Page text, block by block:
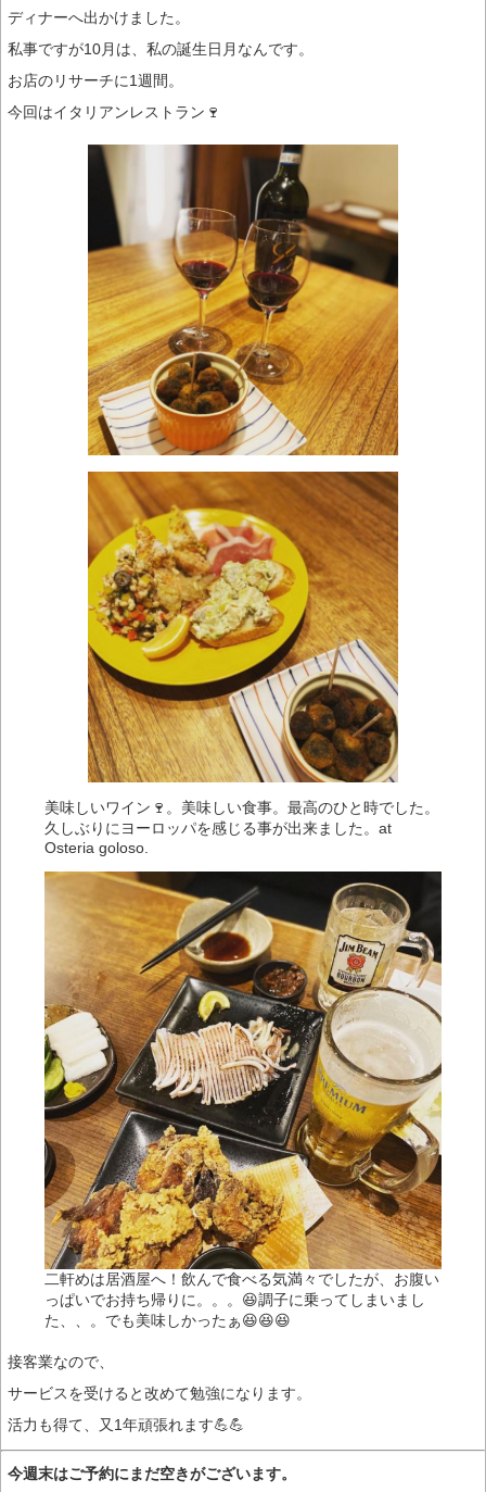
ディナーへ出かけました。
私事ですが10月は、私の誕生日月なんです。
お店のリサーチに1週間。
今回はイタリアンレストラン🍷
美味しいワイン🍷。美味しい食事。最高のひと時でした。
久しぶりにヨーロッパを感じる事が出来ました。at
Osteria goloso.
二軒めは居酒屋へ！飲んで食べる気満々でしたが、お腹い
っぱいでお持ち帰りに。。。😆調子に乗ってしまいまし
た、、。でも美味しかったぁ😆😆😆
接客業なので、
サービスを受けると改めて勉強になります。
活力も得て、又1年頑張れます💪💪
今週末はご予約にまだ空きがございます。